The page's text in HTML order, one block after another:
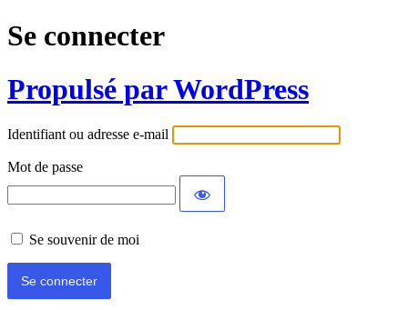
Se connecter
Propulsé par WordPress
Identifiant ou adresse e-mail
Mot de passe
Se souvenir de moi